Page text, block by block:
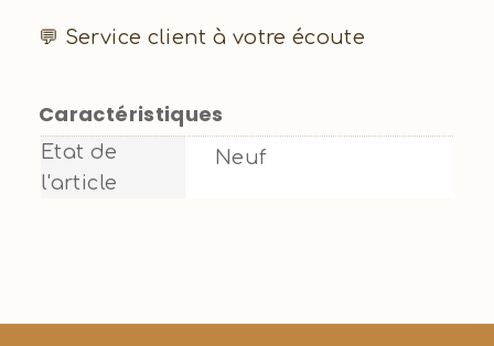
💬 Service client à votre écoute
Caractéristiques
Etat de
l'article
Neuf